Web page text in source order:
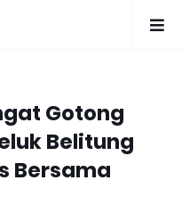
Gotong
Belitung
Bersama